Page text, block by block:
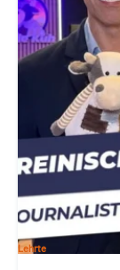
Lehrte